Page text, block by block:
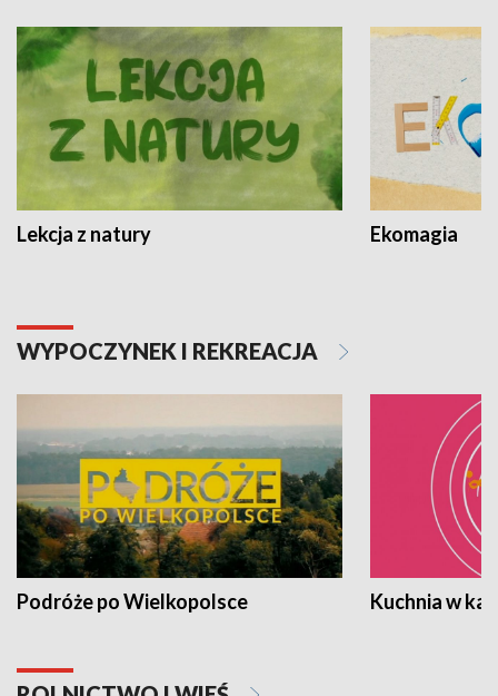
Lekcja z natury Ekomagia
WYPOCZYNEK I REKREACJA
Podróże po Wielkopolsce Kuchnia w